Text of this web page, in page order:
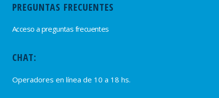
PREGUNTAS FRECUENTES
Acceso a preguntas frecuentes
CHAT:
Operadores en línea de 10 a 18 hs.